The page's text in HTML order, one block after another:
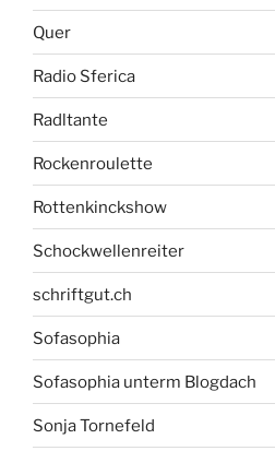
Quer
Radio Sferica
Radltante
Rockenroulette
Rottenkinckshow
Schockwellenreiter
schriftgut.ch
Sofasophia
Sofasophia unterm Blogdach
Sonja Tornefeld